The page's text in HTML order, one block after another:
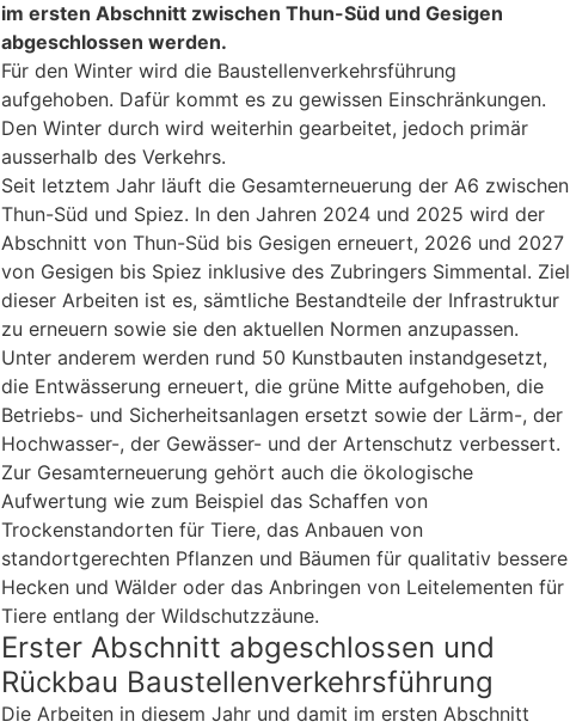
im ersten Abschnitt zwischen Thun-Süd und Gesigen
abgeschlossen werden.
Für den Winter wird die Baustellenverkehrsführung
aufgehoben. Dafür kommt es zu gewissen Einschränkungen.
Den Winter durch wird weiterhin gearbeitet, jedoch primär
ausserhalb des Verkehrs.
Seit letztem Jahr läuft die Gesamterneuerung der A6 zwischen
Thun-Süd und Spiez. In den Jahren 2024 und 2025 wird der
Abschnitt von Thun-Süd bis Gesigen erneuert, 2026 und 2027
von Gesigen bis Spiez inklusive des Zubringers Simmental. Ziel
dieser Arbeiten ist es, sämtliche Bestandteile der Infrastruktur
zu erneuern sowie sie den aktuellen Normen anzupassen.
Unter anderem werden rund 50 Kunstbauten instandgesetzt,
die Entwässerung erneuert, die grüne Mitte aufgehoben, die
Betriebs- und Sicherheitsanlagen ersetzt sowie der Lärm-, der
Hochwasser-, der Gewässer- und der Artenschutz verbessert.
Zur Gesamterneuerung gehört auch die ökologische
Aufwertung wie zum Beispiel das Schaffen von
Trockenstandorten für Tiere, das Anbauen von
standortgerechten Pflanzen und Bäumen für qualitativ bessere
Hecken und Wälder oder das Anbringen von Leitelementen für
Tiere entlang der Wildschutzzäune.
Erster Abschnitt abgeschlossen und
Rückbau Baustellenverkehrsführung
Die Arbeiten in diesem Jahr und damit im ersten Abschnitt